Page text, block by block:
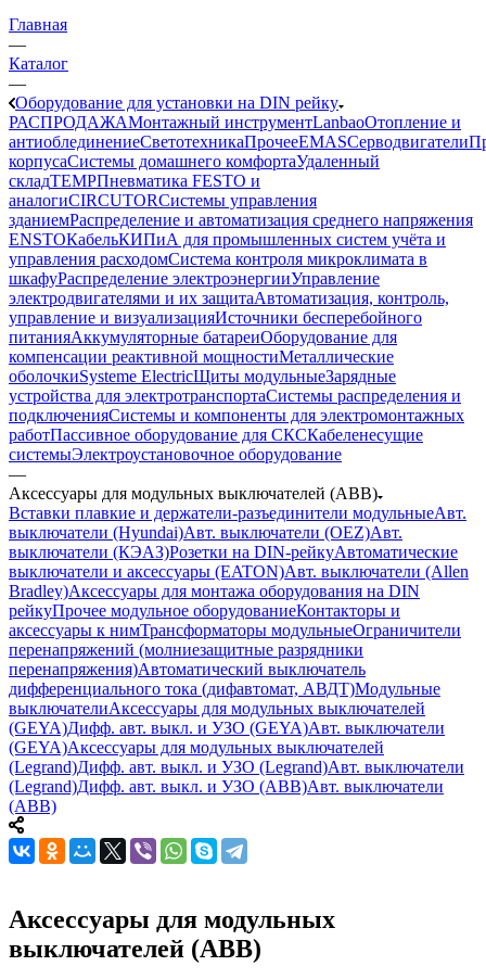
Главная
—
Каталог
—
Оборудование для установки на DIN рейку
РАСПРОДАЖАМонтажный инструментLanbaoОтопление и
антиоблединениеСветотехникаПрочееEMASCерводвигатели
корпусаСистемы домашнего комфортаУдаленный
складTEMPПневматика FESTO и
аналогиCIRCUTORСистемы управления
зданиемРаспределение и автоматизация среднего напряжения
ENSTOКабельКИПиА для промышленных систем учёта и
управления расходомСистема контроля микроклимата в
шкафуРаспределение электроэнергииУправление
электродвигателями и их защитаАвтоматизация, контроль,
управление и визуализацияИсточники бесперебойного
питанияАккумуляторные батареиОборудование для
компенсации реактивной мощностиМеталлические
оболочкиSysteme ElectricЩиты модульныеЗарядные
устройства для электротранспортаСистемы распределения и
подключенияСистемы и компоненты для электромонтажных
работПассивное оборудование для СКСКабеленесущие
системыЭлектроустановочное оборудование
—
Аксессуары для модульных выключателей (ABB)
Вставки плавкие и держатели-разъединители модульныеАвт.
выключатели (Hyundai)Авт. выключатели (OEZ)Авт.
выключатели (КЭАЗ)Розетки на DIN-рейкуАвтоматические
выключатели и аксессуары (EATON)Авт. выключатели (Allen
Bradley)Аксессуары для монтажа оборудования на DIN
рейкуПрочее модульное оборудованиеКонтакторы и
аксессуары к нимТрансформаторы модульныеОграничители
перенапряжений (молниезащитные разрядники
перенапряжения)Автоматический выключатель
дифференциального тока (дифавтомат, АВДТ)Модульные
выключателиАксессуары для модульных выключателей
(GEYA)Дифф. авт. выкл. и УЗО (GEYA)Авт. выключатели
(GEYA)Аксессуары для модульных выключателей
(Legrand)Дифф. авт. выкл. и УЗО (Legrand)Авт. выключатели
(Legrand)Дифф. авт. выкл. и УЗО (ABB)Авт. выключатели
(ABB)
Аксессуары для модульных
выключателей (ABB)